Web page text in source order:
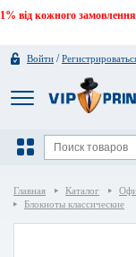
1% від кожного
Войти /
Главная Каталог
Блокноты классические